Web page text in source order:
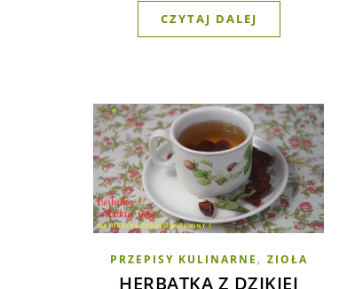
CZYTAJ DALEJ
PRZEPISY KULINARNE , ZIOŁA
HERBATKA Z DZIKIEJ